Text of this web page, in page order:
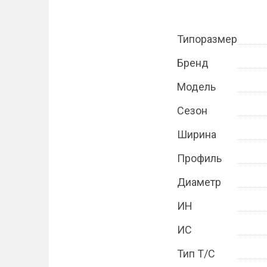
Типоразмер
Бренд
Модель
Сезон
Ширина
Профиль
Диаметр
ИН
ИС
Тип Т/С